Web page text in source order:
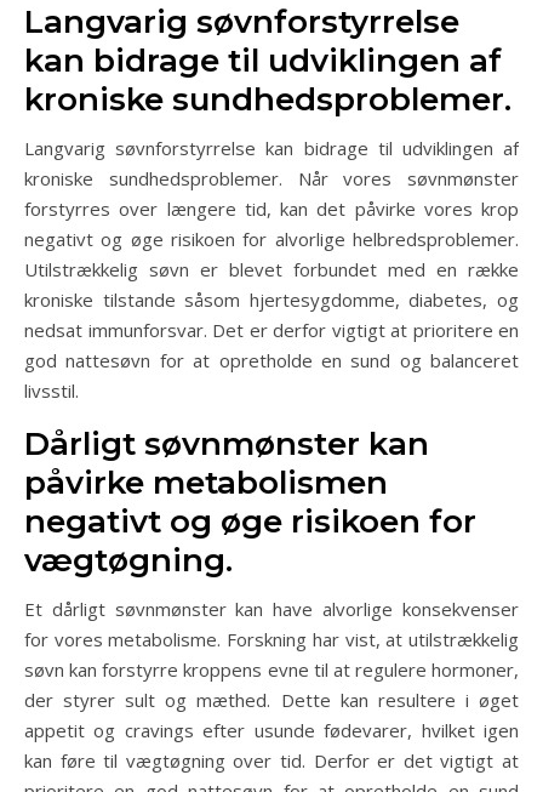
Langvarig søvnforstyrrelse
kan bidrage til udviklingen af
kroniske sundhedsproblemer.
Langvarig søvnforstyrrelse kan bidrage til udviklingen af
kroniske sundhedsproblemer. Når vores søvnmønster
forstyrres over længere tid, kan det påvirke vores krop
negativt og øge risikoen for alvorlige helbredsproblemer.
Utilstrækkelig søvn er blevet forbundet med en række
kroniske tilstande såsom hjertesygdomme, diabetes, og
nedsat immunforsvar. Det er derfor vigtigt at prioritere en
god nattesøvn for at opretholde en sund og balanceret
livsstil.
Dårligt søvnmønster kan
påvirke metabolismen
negativt og øge risikoen for
vægtøgning.
Et dårligt søvnmønster kan have alvorlige konsekvenser
for vores metabolisme. Forskning har vist, at utilstrækkelig
søvn kan forstyrre kroppens evne til at regulere hormoner,
der styrer sult og mæthed. Dette kan resultere i øget
appetit og cravings efter usunde fødevarer, hvilket igen
kan føre til vægtøgning over tid. Derfor er det vigtigt at